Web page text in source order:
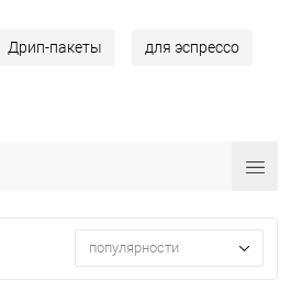
Дрип-пакеты для эспрессо
популярности